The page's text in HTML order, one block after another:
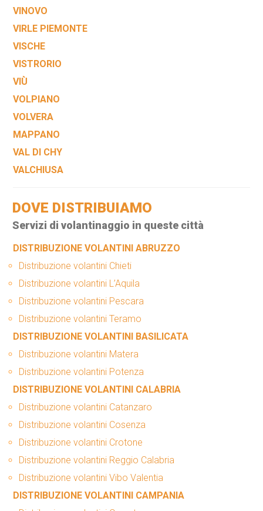
VINOVO
VIRLE PIEMONTE
VISCHE
VISTRORIO
VIÙ
VOLPIANO
VOLVERA
MAPPANO
VAL DI CHY
VALCHIUSA
DOVE DISTRIBUIAMO
Servizi di volantinaggio in queste città
DISTRIBUZIONE VOLANTINI ABRUZZO
Distribuzione volantini Chieti
Distribuzione volantini L’Aquila
Distribuzione volantini Pescara
Distribuzione volantini Teramo
DISTRIBUZIONE VOLANTINI BASILICATA
Distribuzione volantini Matera
Distribuzione volantini Potenza
DISTRIBUZIONE VOLANTINI CALABRIA
Distribuzione volantini Catanzaro
Distribuzione volantini Cosenza
Distribuzione volantini Crotone
Distribuzione volantini Reggio Calabria
Distribuzione volantini Vibo Valentia
DISTRIBUZIONE VOLANTINI CAMPANIA